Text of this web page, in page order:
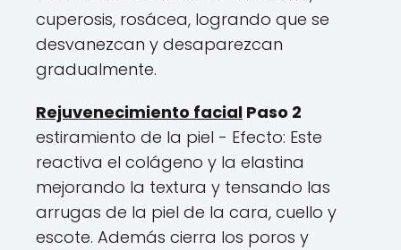
cuperosis, rosácea, logrando que se
desvanezcan y desaparezcan
gradualmente.
Rejuvenecimiento facial Paso 2
estiramiento de la piel - Efecto: Este
reactiva el colágeno y la elastina
mejorando la textura y tensando las
arrugas de la piel de la cara, cuello y
escote. Además cierra los poros y